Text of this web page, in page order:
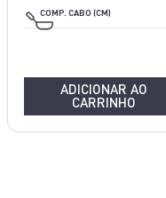
COMP. CABO (CM)
ADICIONAR AO
CARRINHO